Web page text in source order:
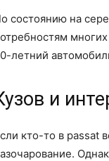
состоянию на
летний
и
кто-то в passat